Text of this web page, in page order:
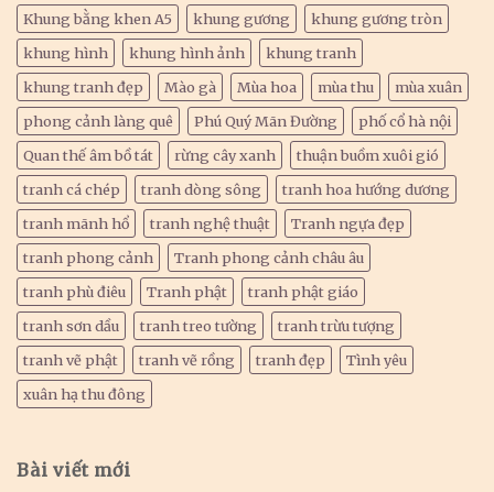
Khung bằng khen A5
khung gương
khung gương tròn
khung hình
khung hình ảnh
khung tranh
khung tranh đẹp
Mào gà Mùa hoa mùa thu
mùa xuân
phong cảnh làng quê
Phú Quý Mãn Đường
phố cổ hà nội
Quan thế âm bồ tát
rừng cây xanh
thuận buồm xuôi gió
tranh cá chép
tranh dòng sông
tranh hoa hướng dương
tranh mãnh hổ
tranh nghệ thuật
Tranh ngựa đẹp
tranh phong cảnh
Tranh phong cảnh châu âu
tranh phù điêu
Tranh phật
tranh phật giáo
tranh sơn dầu
tranh treo tường
tranh trừu tượng
tranh vẽ phật
tranh vẽ rồng tranh đẹp
Tình yêu
xuân hạ thu đông
Bài viết mới